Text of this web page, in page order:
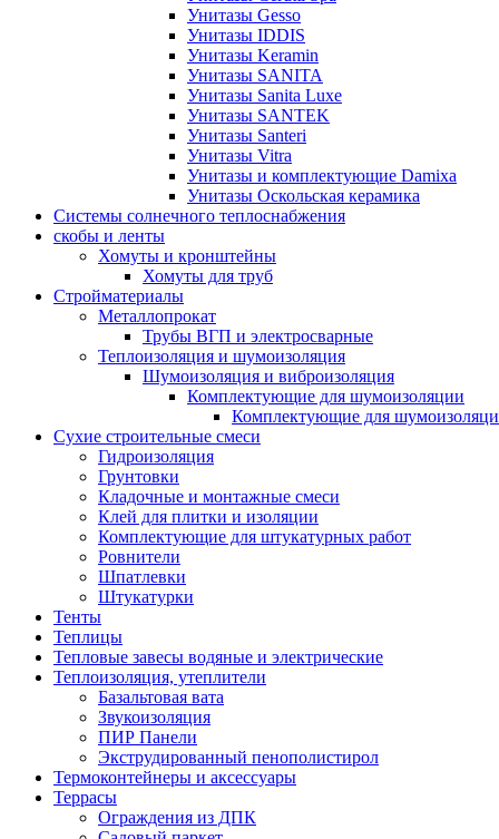
Унитазы Gesso
Унитазы IDDIS
Унитазы Keramin
Унитазы SANITA
Унитазы Sanita Luxe
Унитазы SANTEK
Унитазы Santeri
Унитазы Vitra
Унитазы и комплектующие Damixa
Унитазы Оскольская керамика
Системы солнечного теплоснабжения
скобы и ленты
Хомуты и кронштейны
Хомуты для труб
Стройматериалы
Металлопрокат
Трубы ВГП и электросварные
Теплоизоляция и шумоизоляция
Шумоизоляция и виброизоляция
Комплектующие для шумоизоляции
Комплектующие для
Сухие строительные смеси
Гидроизоляция
Грунтовки
Кладочные и монтажные смеси
Клей для плитки и изоляции
Комплектующие для штукатурных работ
Ровнители
Шпатлевки
Штукатурки
Тенты
Теплицы
Тепловые завесы водяные и электрические
Теплоизоляция, утеплители
Базальтовая вата
Звукоизоляция
ПИР Панели
Экструдированный пенополистирол
Термоконтейнеры и аксессуары
Террасы
Ограждения из ДПК